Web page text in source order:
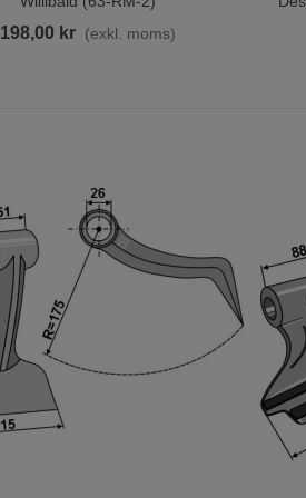
(exkl. moms)
198,00 kr (exkl. moms)